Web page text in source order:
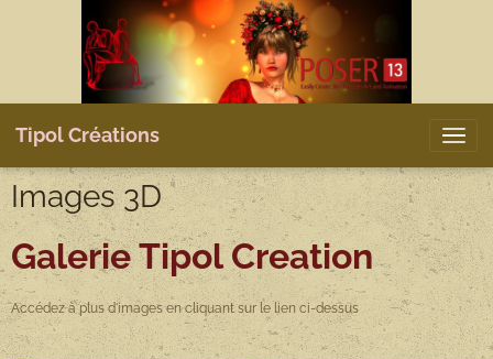
Tipol Créations
Images 3D
Galerie Tipol Creation
Accédez à plus d'images en cliquant sur le lien ci-dessus